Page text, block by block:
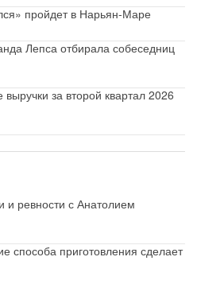
пройдет в Нарьян-Маре
Лепса отбирала собеседниц
за второй квартал 2026
и ревности с Анатолием
способа приготовления сделает